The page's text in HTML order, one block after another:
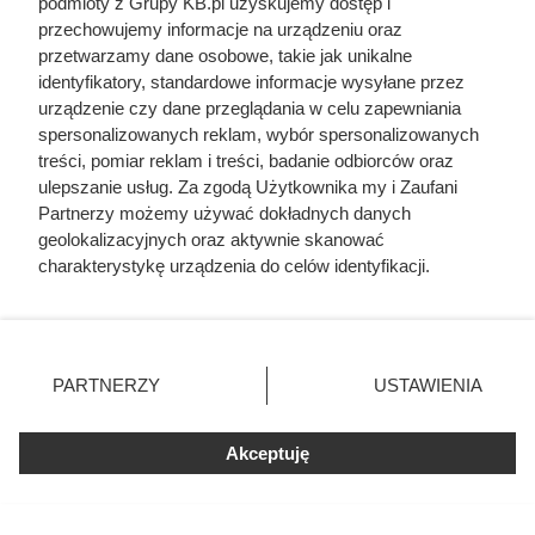
Cennik układania kostki brukowej - robocizna i
materiał
Cennik usług budowlanych 2026: szczegółowe
ceny prac
Cennik układania paneli podłogowych w całej
Polsce
przechowujemy informacje na urządzeniu oraz
przetwarzamy dane osobowe, takie jak unikalne
identyfikatory, standardowe informacje wysyłane przez
urządzenie czy dane przeglądania w celu zapewniania
spersonalizowanych reklam, wybór spersonalizowanych
treści, pomiar reklam i treści, badanie odbiorców oraz
ulepszanie usług. Za zgodą Użytkownika my i Zaufani
Partnerzy możemy używać dokładnych danych
geolokalizacyjnych oraz aktywnie skanować
charakterystykę urządzenia do celów identyfikacji.
zmienić/wycofać klikając przycisk ustawień prywatności
znajdujący się w lewym dolnym rogu strony. Niektóre
użytkownika, ale masz prawo sprzeciwić się takiemu
przetwarzaniu. Preferencje będą miały zastosowania tylko
PARTNERZY USTAWIENIA
Akceptuję